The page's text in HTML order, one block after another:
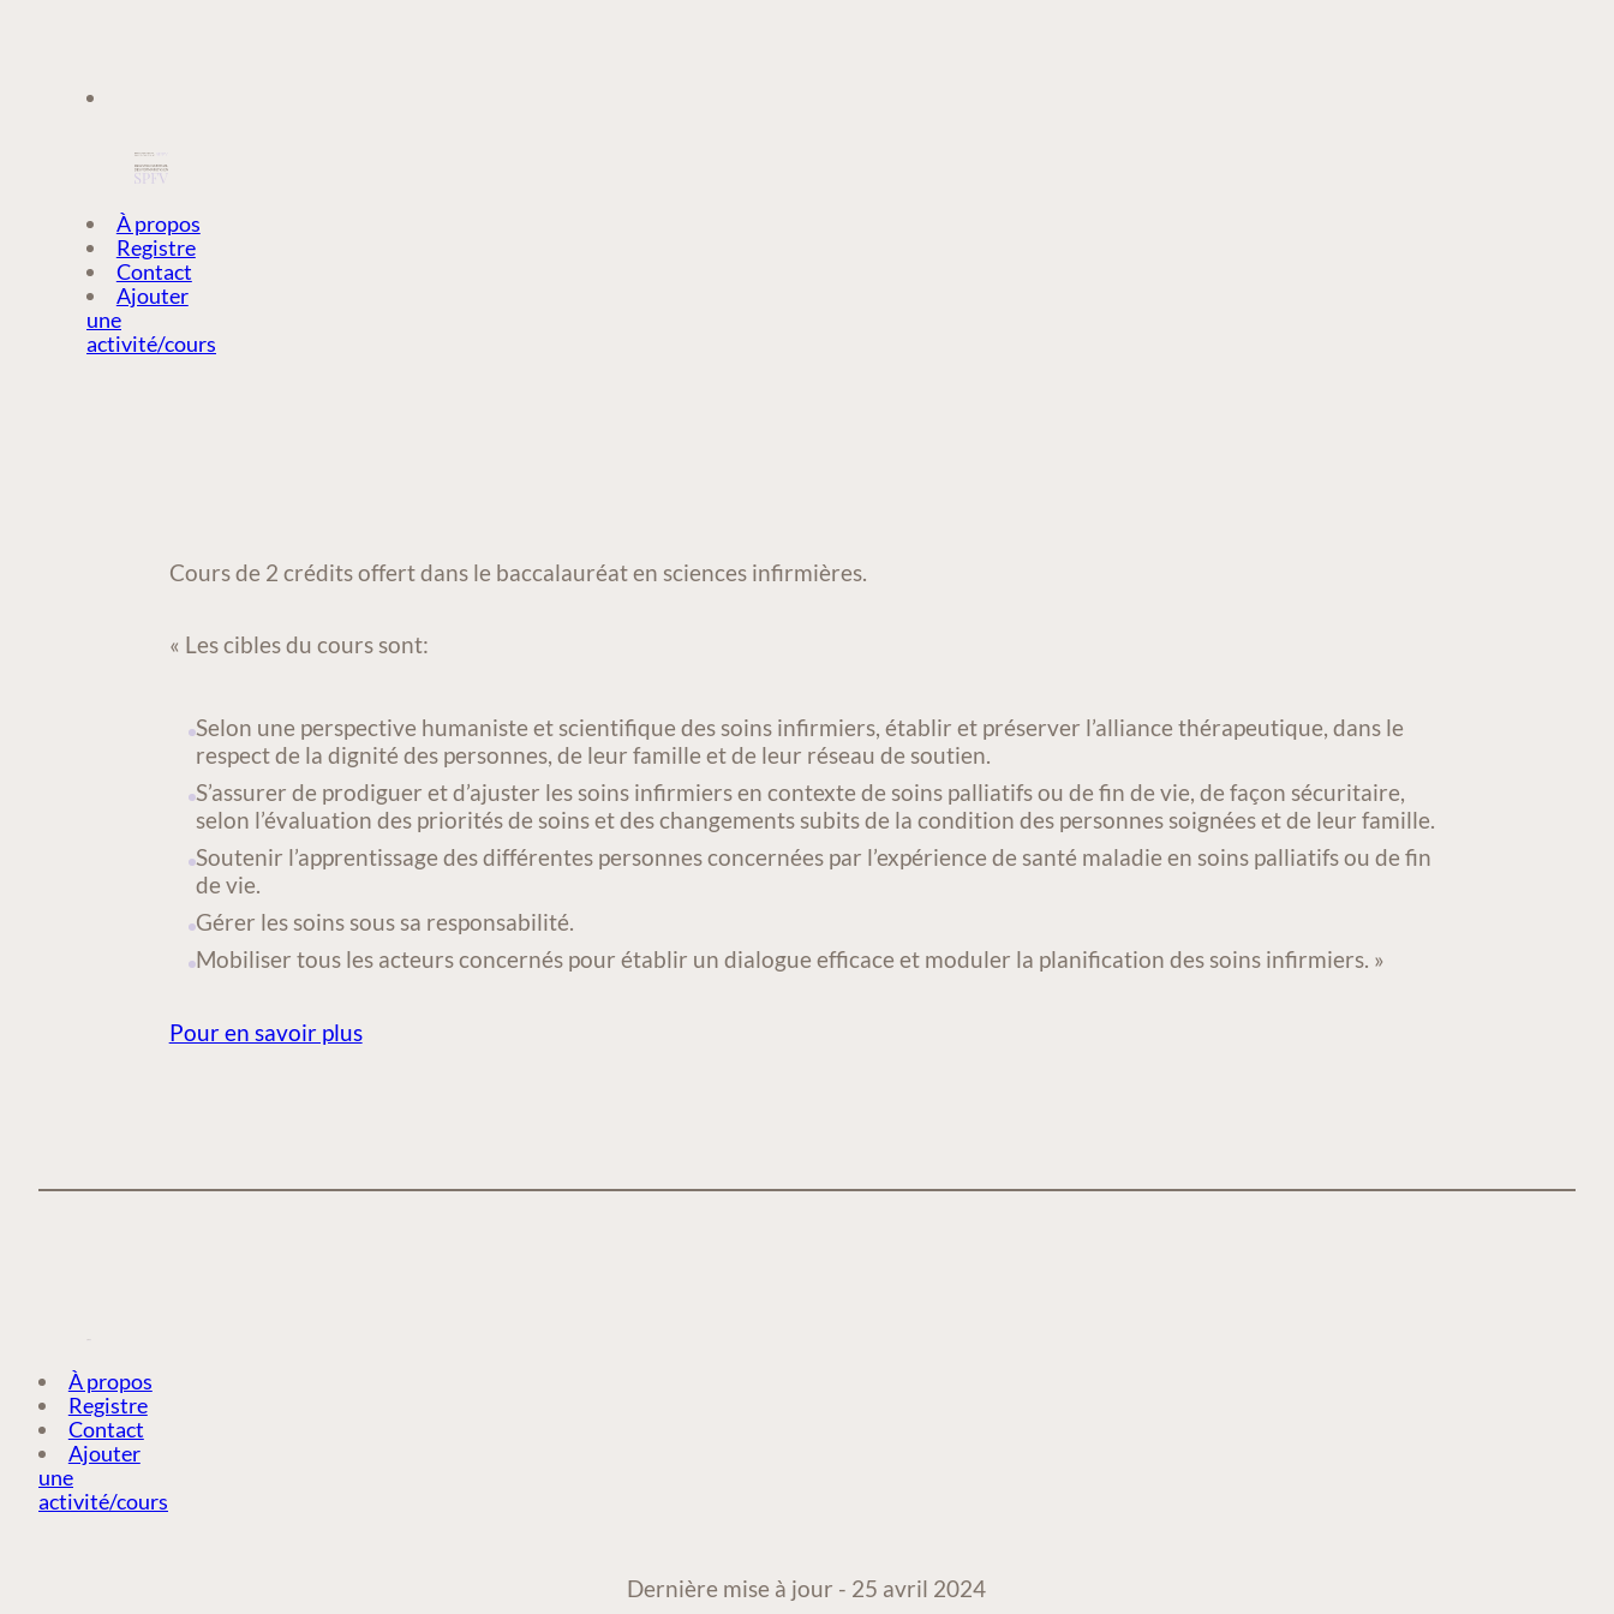
À PROPOS
REGISTRE
À propos
Registre
Contact
Ajouter
une
activité/cours
Cours de 2 crédits offert dans le baccalauréat en sciences infirmières.
« Les cibles du cours sont:
Selon une perspective humaniste et scientifique des soins infirmiers, établir et préserver l’alliance thérapeutique, dans le
respect de la dignité des personnes, de leur famille et de leur réseau de soutien.
S’assurer de prodiguer et d’ajuster les soins infirmiers en contexte de soins palliatifs ou de fin de vie, de façon sécuritaire,
selon l’évaluation des priorités de soins et des changements subits de la condition des personnes soignées et de leur famille.
Soutenir l’apprentissage des différentes personnes concernées par l’expérience de santé maladie en soins palliatifs ou de fin
de vie.
Gérer les soins sous sa responsabilité.
Mobiliser tous les acteurs concernés pour établir un dialogue efficace et moduler la planification des soins infirmiers. »
Pour en savoir plus
À propos
Registre
Contact
Ajouter
une
activité/cours
Dernière mise à jour - 25 avril 2024